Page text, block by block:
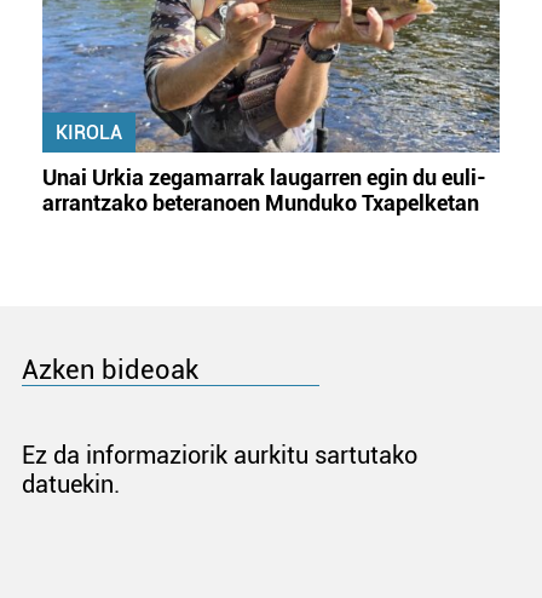
KIROLA
Unai Urkia zegamarrak laugarren egin du euli-
arrantzako beteranoen Munduko Txapelketan
Azken bideoak
Ez da informaziorik aurkitu sartutako
datuekin.